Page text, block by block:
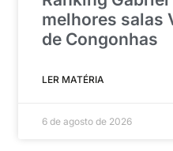
melhores salas
de Congonhas
LER MATÉRIA
6 de agosto de 2026